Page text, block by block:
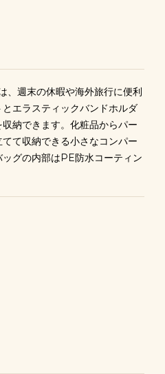
、週末の休暇や海外旅行に便利
エラスティックバンドホルダ
納できます。化粧品からパー
て収納できる小さなコンパー
ッグの内部はPE防水コーティン